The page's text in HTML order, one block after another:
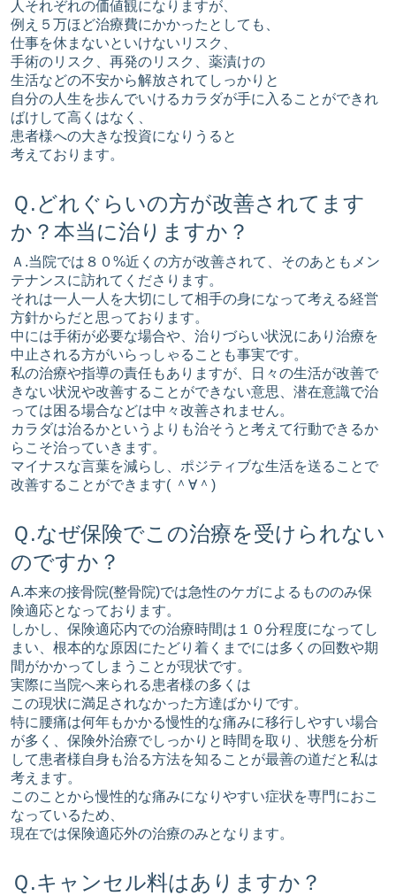
人それぞれの価値観になりますが、
例え５万ほど治療費にかかったとしても、
仕事を休まないといけないリスク、
手術のリスク、再発のリスク、薬漬けの
生活などの不安から解放されてしっかりと
自分の人生を歩んでいけるカラダが手に入ることができれ
ばけして高くはなく、
患者様への大きな投資になりうると
考えております。
Ｑ.どれぐらいの方が改善されてます
か？本当に治りますか？
Ａ.当院では８０%近くの方が改善されて、そのあともメン
テナンスに訪れてくださります。
それは一人一人を大切にして相手の身になって考える経営
方針からだと思っております。
中には手術が必要な場合や、治りづらい状況にあり治療を
中止される方がいらっしゃることも事実です。
私の治療や指導の責任もありますが、日々の生活が改善で
きない状況や改善することができない意思、潜在意識で治
っては困る場合などは中々改善されません。
カラダは治るかというよりも治そうと考えて行動できるか
らこそ治っていきます。
マイナスな言葉を減らし、ポジティブな生活を送ることで
改善することができます( ＾∀＾)
Ｑ.なぜ保険でこの治療を受けられない
のですか？
A.本来の接骨院(整骨院)では急性のケガによるもののみ保
険適応となっております。
しかし、保険適応内での治療時間は１０分程度になってし
まい、根本的な原因にたどり着くまでには多くの回数や期
間がかかってしまうことが現状です。
実際に当院へ来られる患者様の多くは
この現状に満足されなかった方達ばかりです。
特に腰痛は何年もかかる慢性的な痛みに移行しやすい場合
が多く、保険外治療でしっかりと時間を取り、状態を分析
して患者様自身も治る方法を知ることが最善の道だと私は
考えます。
このことから慢性的な痛みになりやすい症状を専門におこ
なっているため、
現在では保険適応外の治療のみとなります。
Ｑ.キャンセル料はありますか？